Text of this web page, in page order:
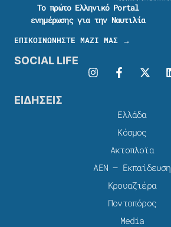
Το πρώτο Ελληνικό Portal
ενημέρωσης για την Ναυτιλία
ΕΠΙΚΟΙΝΩΝΗΣΤΕ ΜΑΖΙ ΜΑΣ →
SOCIAL LIFE
ΕΙΔΗΣΕΙΣ
Ελλάδα
Κόσμος
Ακτοπλοϊα
ΑΕΝ – Εκπαίδευση
Κρουαζιέρα
Ποντοπόρος
Media